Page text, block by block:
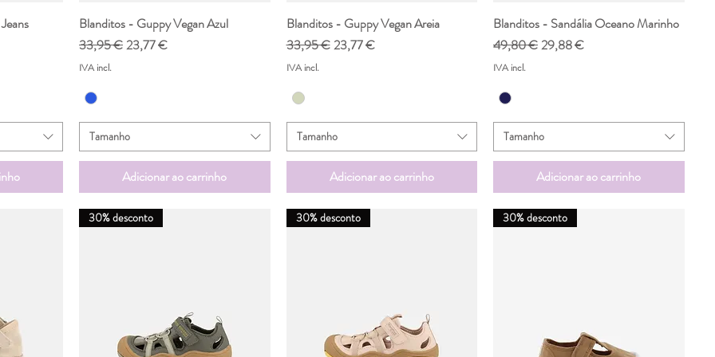
Visualização rápida
Blanditos - Guppy Vegan Azul
Preço normal
33,95 €Preço promocional
23,77 €
IVA incl.
Tamanho
Adicionar ao carrinho
Visualização rápida
Blanditos - Guppy Vegan Areia
Preço normal
33,95 €Preço promocional
23,77 €
IVA incl.
Tamanho
Adicionar ao carrinho
Visualização rápida
Blanditos - Sandália Oceano Marinho
Preço normal
49,80 €Preço promocional
29,88 €
IVA incl.
Tamanho
Adicionar ao carrinho
30% desconto 30% desconto 30% desconto